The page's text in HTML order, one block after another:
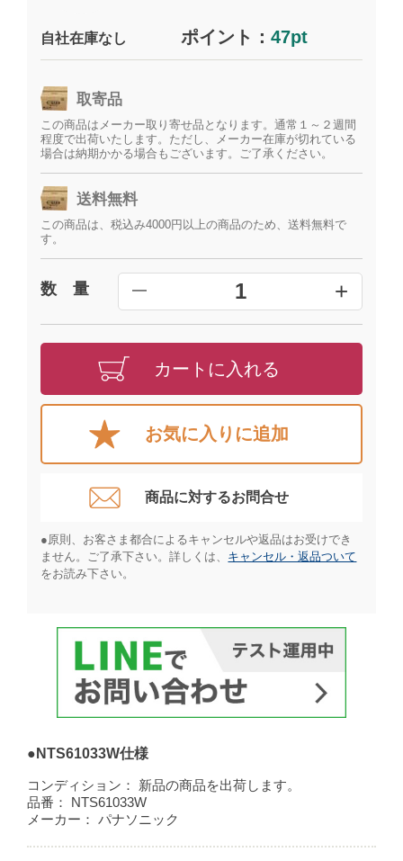
自社在庫なし ポイント：47pt
取寄品
この商品はメーカー取り寄せ品となります。通常１～２週間
程度で出荷いたします。ただし、メーカー在庫が切れている
場合は納期かかる場合もございます。ご了承ください。
送料無料
この商品は、税込み4000円以上の商品のため、送料無料で
す。
数 量 ━ 1 +
カートに入れる
お気に入りに追加
商品に対するお問合せ​
●原則、お客さま都合によるキャンセルや返品はお受けでき
ません。ご了承下さい。詳しくは、 キャンセル・返品ついて
をお読み下さい。​
●NTS61033W仕様
コンディション：
新品の商品を出荷します。
品番：
NTS61033W
メーカー：
パナソニック